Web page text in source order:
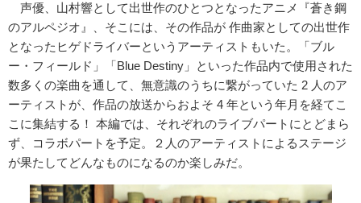
声優、山村響として出世作のひとつとなったアニメ『蒼き鋼
のアルペジオ』、そこには、その作品が 作曲家としての出世作
となったヒゲドライバーというアーティストもいた。「ブル
ー・フィールド」「Blue Destiny」といった作品内で使用された
数多くの楽曲を通して、無意識のうちに繋がっていた 2 人のア
ーティストが、作品の放送からおよそ 4 年という年月を経てこ
こに集結する！ 本編では、それぞれのライブパートにとどまら
ず、コラボパートを予定。２人のアーティストによるステージ
が果たしてどんなものになるのか楽しみだ。